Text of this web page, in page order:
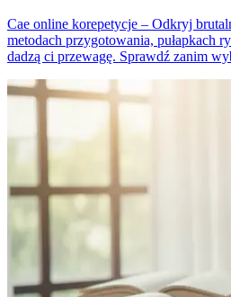
Cae online korepetycje – Odkryj
metodach przygotowania, pułapkach
dadzą ci przewagę. Sprawdź zanim